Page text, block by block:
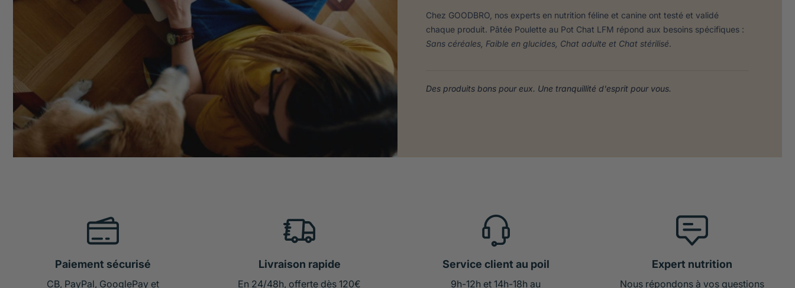
Chez GOODBRO, nos experts en nutrition féline et canine ont testé et validé
chaque produit. Pâtée Poulette au Pot Chat LFM répond aux besoins spécifiques :
Sans céréales, Faible en glucides, Chat adulte et Chat stérilisé.
Des produits bons pour eux. Une tranquillité d'esprit pour vous.
Paiement sécurisé
CB, PayPal, GooglePay et
Livraison rapide
En 24/48h, offerte dès 120€
Service client au poil
9h-12h et 14h-18h au
Expert nutrition
Nous répondons à vos questions